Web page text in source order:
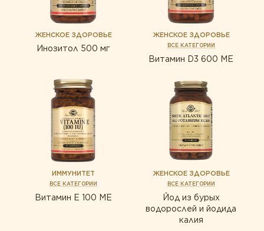
Забота о сердце
Защита зрения
Здоровая микрофлора
Здоровье суставов
Иммунитет
Красота
Мужское здоровье
Печень под защитой
Поддержка здоровья ЖКТ
Правильное пищеварение
ЗОЛОТОЙ СТАНДАРТ
КОНТАКТЫ
НОВОСТИ КОМПАНИИ
МНЕНИЕ ЭКСПЕРТА
Защита зрения
Здоровая микрофлора
Здоровье суставов
Красота
Мужское здоровье
Печень под защитой
Поддержка здоровья ЖКТ
Правильное пищеварение
Спорт и фитнес
ЖЕНСКОЕ ЗДОРОВЬЕ
Инозитол 500 мг
ЖЕНСКОЕ ЗДОРОВЬЕ
ВСЕ КАТЕГОРИИ
Витамин D3 600 ME
ИММУНИТЕТ
ВСЕ КАТЕГОРИИ
Витамин Е 100 МЕ
ЖЕНСКОЕ ЗДОРОВЬЕ
ВСЕ КАТЕГОРИИ
Йод из бурых
водорослей и йодида
калия